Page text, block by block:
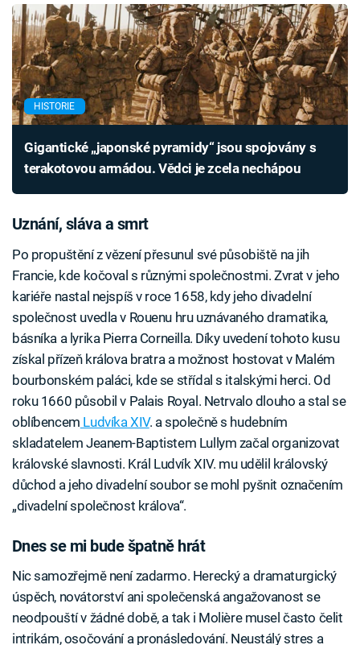
HISTORIE
Gigantické „japonské pyramidy“ jsou spojovány s
terakotovou armádou. Vědci je zcela nechápou
Uznání, sláva a smrt
Po propuštění z vězení přesunul své působiště na jih
Francie, kde kočoval s různými společnostmi. Zvrat v jeho
kariéře nastal nejspíš v roce 1658, kdy jeho divadelní
společnost uvedla v Rouenu hru uznávaného dramatika,
básníka a lyrika Pierra Corneilla. Díky uvedení tohoto kusu
získal přízeň králova bratra a možnost hostovat v Malém
bourbonském paláci, kde se střídal s italskými herci. Od
roku 1660 působil v Palais Royal. Netrvalo dlouho a stal se
oblíbencem Ludvíka XIV. a společně s hudebním
skladatelem Jeanem-Baptistem Lullym začal organizovat
královské slavnosti. Král Ludvík XIV. mu udělil královský
důchod a jeho divadelní soubor se mohl pyšnit označením
„divadelní společnost králova“.
Dnes se mi bude špatně hrát
Nic samozřejmě není zadarmo. Herecký a dramaturgický
úspěch, novátorství ani společenská angažovanost se
neodpouští v žádné době, a tak i Molière musel často čelit
intrikám, osočování a pronásledování. Neustálý stres a